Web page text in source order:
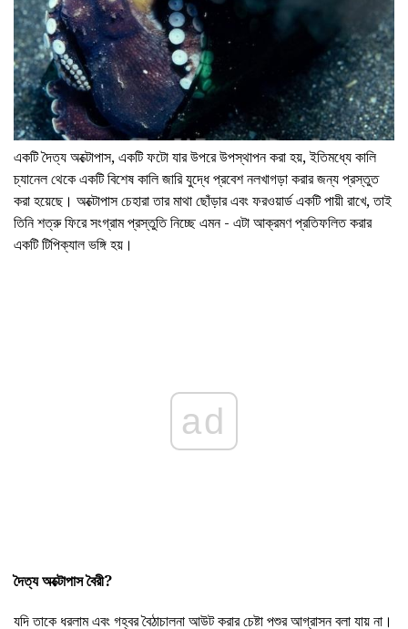
একটি দৈত্য অক্টোপাস, একটি ফটো যার উপরে উপস্থাপন করা হয়, ইতিমধ্যে কালি
চ্যানেল থেকে একটি বিশেষ কালি জারি যুদ্ধে প্রবেশ নলখাগড়া করার জন্য প্রস্তুত
করা হয়েছে। অক্টোপাস চেহারা তার মাথা ছোঁড়ার এবং ফরওয়ার্ড একটি পায়ী রাখে, তাই
তিনি শত্রু ফিরে সংগ্রাম প্রস্তুতি নিচ্ছে এমন - এটা আক্রমণ প্রতিফলিত করার
একটি টিপিক্যাল ভঙ্গি হয়।
ad
দৈত্য অক্টোপাস বৈরী?
যদি তাকে ধরলাম এবং গহ্বর বৈঠাচালনা আউট করার চেষ্টা পশুর আগ্রাসন বলা যায় না।